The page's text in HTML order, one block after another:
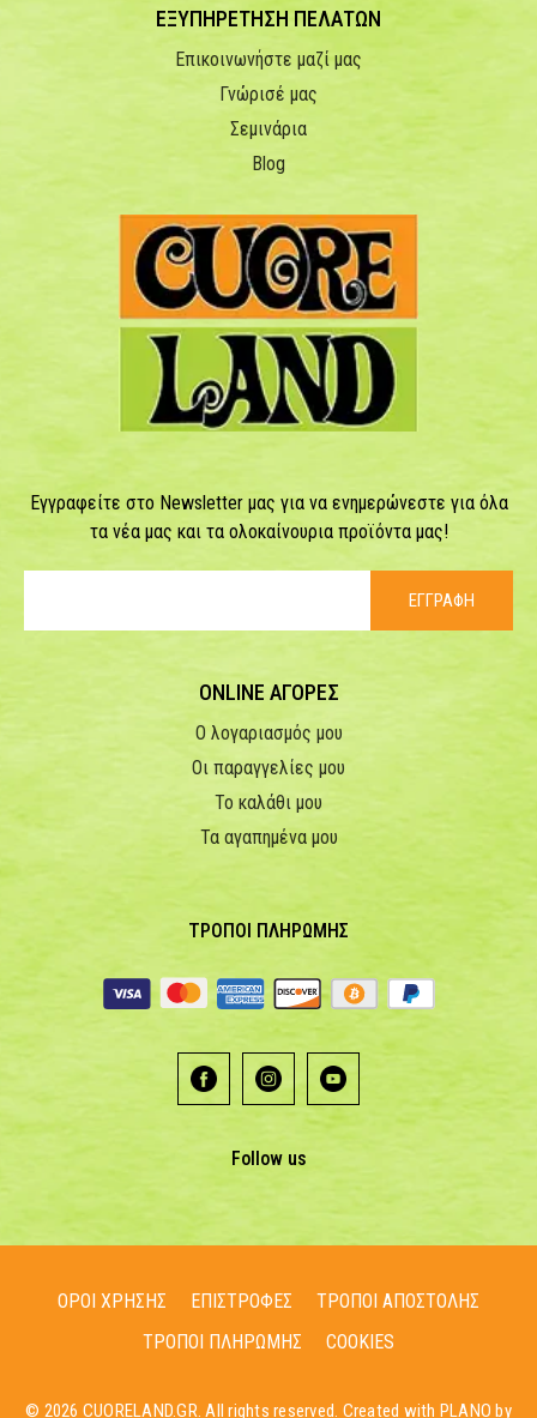
ΕΞΥΠΗΡΕΤΗΣΗ ΠΕΛΑΤΩΝ
Επικοινωνήστε μαζί μας
Γνώρισέ μας
Σεμινάρια
Blog
Εγγραφείτε στο Newsletter μας για να ενημερώνεστε για όλα
τα νέα μας και τα ολοκαίνουρια προϊόντα μας!
ΕΓΓΡΑΦΗ
ONLINE ΑΓΟΡΕΣ
Ο λογαριασμός μου
Οι παραγγελίες μου
Το καλάθι μου
Τα αγαπημένα μου
ΤΡΟΠΟΙ ΠΛΗΡΩΜΗΣ
Follow us
ΟΡΟΙ ΧΡΗΣΗΣ ΕΠΙΣΤΡΟΦΕΣ
ΤΡΟΠΟΙ ΑΠΟΣΤΟΛΗΣ
ΤΡΟΠΟΙ ΠΛΗΡΩΜΗΣ
COOKIES
© 2026 CUORELAND.GR. All rights reserved. Created with PLANO by